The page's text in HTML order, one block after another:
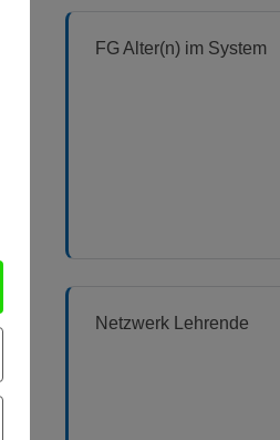
FG Alter(n) im System
Netzwerk Lehrende